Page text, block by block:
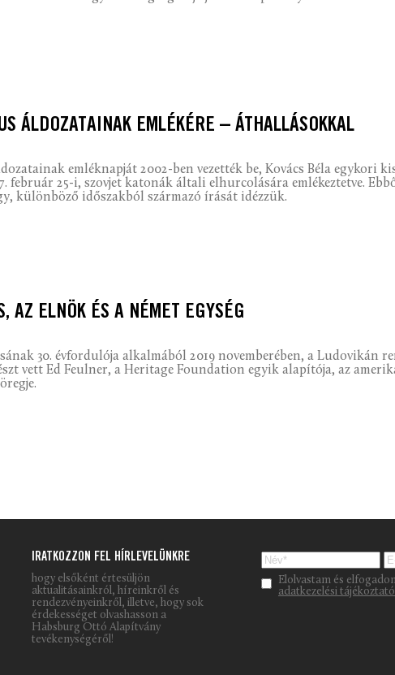
ÁLDOZATAINAK EMLÉKÉRE – ÁTHALLÁSOKKAL
emléknapját 2002-ben vezették be, Kovács Béla egykori
február 25-i, szovjet katonák általi elhurcolására emlékeztetve.
különböző időszakból származó írását idézzük.
AZ ELNÖK ÉS A NÉMET EGYSÉG
30. évfordulója alkalmából 2019 novemberében, a Ludovikán
vett Ed Feulner, a Heritage Foundation egyik alapítója, az
IRATKOZZON FEL HÍRLEVELÜNKRE
hogy elsőként értesüljön
aktualitásainkról, híreinkről és
rendezvényeinkről, illetve, hogy sok
érdekességet olvashasson a
Habsburg Ottó Alapítvány
tevékenységéről!
Please leave this field
Elolvastam és
adatkezelési